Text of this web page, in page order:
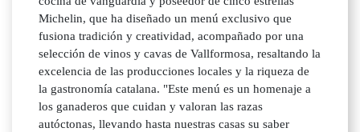
Michelin, que ha diseñado un menú exclusivo que
fusiona tradición y creatividad, acompañado por una
selección de vinos y cavas de Vallformosa, resaltando la
excelencia de las producciones locales y la riqueza de
la gastronomía catalana. "Este menú es un homenaje a
los ganaderos que cuidan y valoran las razas
autóctonas, llevando hasta nuestras casas su saber